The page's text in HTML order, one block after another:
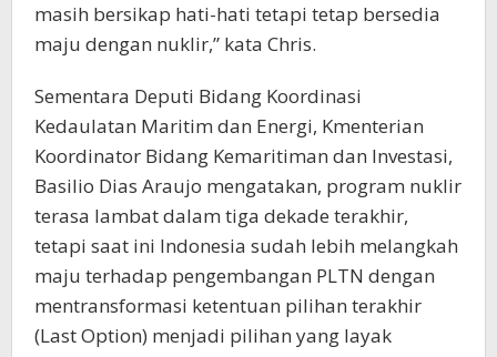
masih bersikap hati-hati tetapi tetap bersedia
maju dengan nuklir,” kata Chris.
Sementara Deputi Bidang Koordinasi
Kedaulatan Maritim dan Energi, Kmenterian
Koordinator Bidang Kemaritiman dan Investasi,
Basilio Dias Araujo mengatakan, program nuklir
terasa lambat dalam tiga dekade terakhir,
tetapi saat ini Indonesia sudah lebih melangkah
maju terhadap pengembangan PLTN dengan
mentransformasi ketentuan pilihan terakhir
(Last Option) menjadi pilihan yang layak